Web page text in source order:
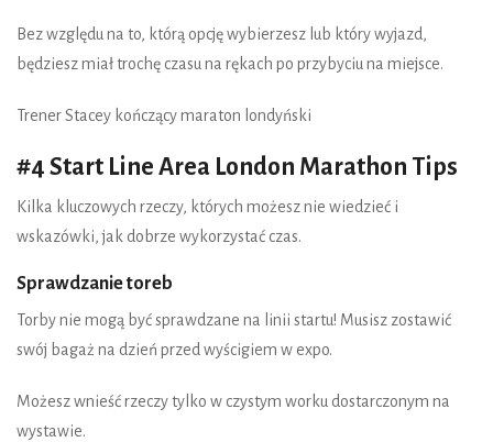
Bez względu na to, którą opcję wybierzesz lub który wyjazd,
będziesz miał trochę czasu na rękach po przybyciu na miejsce.
Trener Stacey kończący maraton londyński
#4 Start Line Area London Marathon Tips
Kilka kluczowych rzeczy, których możesz nie wiedzieć i
wskazówki, jak dobrze wykorzystać czas.
Sprawdzanie toreb
Torby nie mogą być sprawdzane na linii startu! Musisz zostawić
swój bagaż na dzień przed wyścigiem w expo.
Możesz wnieść rzeczy tylko w czystym worku dostarczonym na
wystawie.